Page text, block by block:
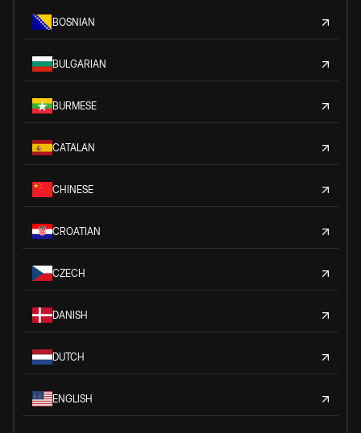
BOSNIAN
BULGARIAN
BURMESE
CATALAN
CHINESE
CROATIAN
CZECH
DANISH
DUTCH
ENGLISH